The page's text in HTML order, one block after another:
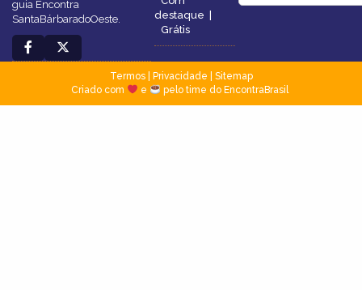
guia Encontra
SantaBárbaradoOeste.
destaque
Grátis
Termos| Privacidade
Sitemap
Criado com
e pelo time do EncontraBrasil